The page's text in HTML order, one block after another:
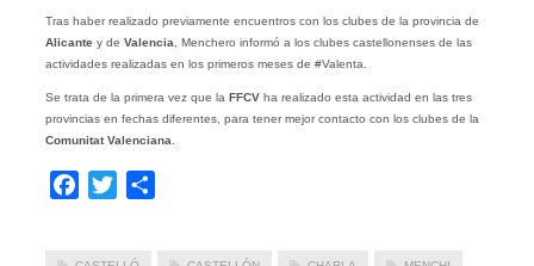
Tras haber realizado previamente encuentros con los clubes de la provincia de
Alicantey de Valencia , Menchero informó a los clubes castellonenses de las
actividades realizadas en los primeros meses de #Valenta.
Se trata de la primera vez que la FFCV ha realizado esta actividad en las tres
provincias en fechas diferentes, para tener mejor contacto con los clubes de la
Comunitat Valenciana
Facebook
Twitter